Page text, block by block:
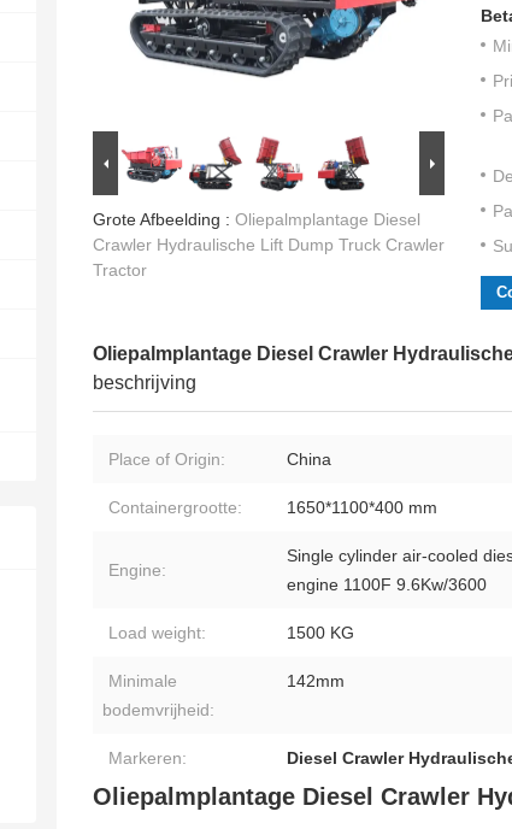
Grote Afbeelding : Oliepalmplantage Diesel
Crawler Hydraulische Lift Dump Truck Crawler
Tractor
Oliepalmplantage Diesel Crawler
beschrijving
Place of Origin: China
Containergrootte: 1650*1100*400 mm
Engine:
Single cylinder air-cooled
engine 1100F 9.6Kw/3600
Load weight: 1500 KG
Minimale
bodemvrijheid:
142mm
Markeren: Diesel Crawler
Oliepalmplantage Diesel Crawler